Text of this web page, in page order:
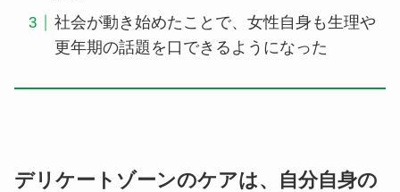
社会が動き始めたことで、女性自身も生理や
更年期の話題を口できるようになった
デリケートゾーンのケアは、自分自身の